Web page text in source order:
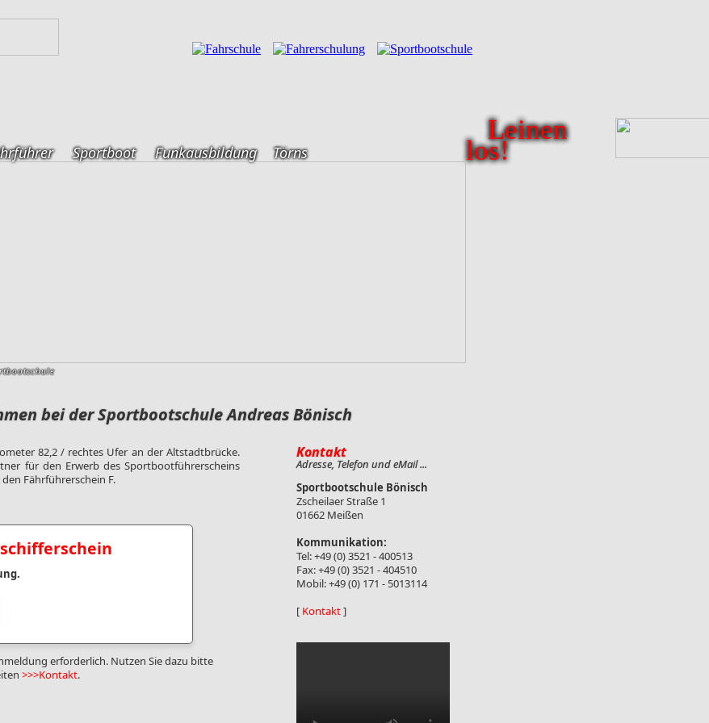
Sportboot Funkausbildung Törns
Leinen
los!
bei der Sportbootschule Andreas Bönisch
82,2 / rechtes Ufer an der Altstadtbrücke.
für den Erwerb des Sportbootführerscheins
Fährführerschein F.
erforderlich. Nutzen Sie dazu bitte
>>>Kontakt.
Kontakt
Adresse, Telefon und eMail ...
Sportbootschule Bönisch
Zscheilaer Straße 1
01662 Meißen
Kommunikation:
Tel: +49 (0) 3521 - 400513
Fax: +49 (0) 3521 - 404510
Mobil: +49 (0) 171 - 5013114
[ Kontakt]